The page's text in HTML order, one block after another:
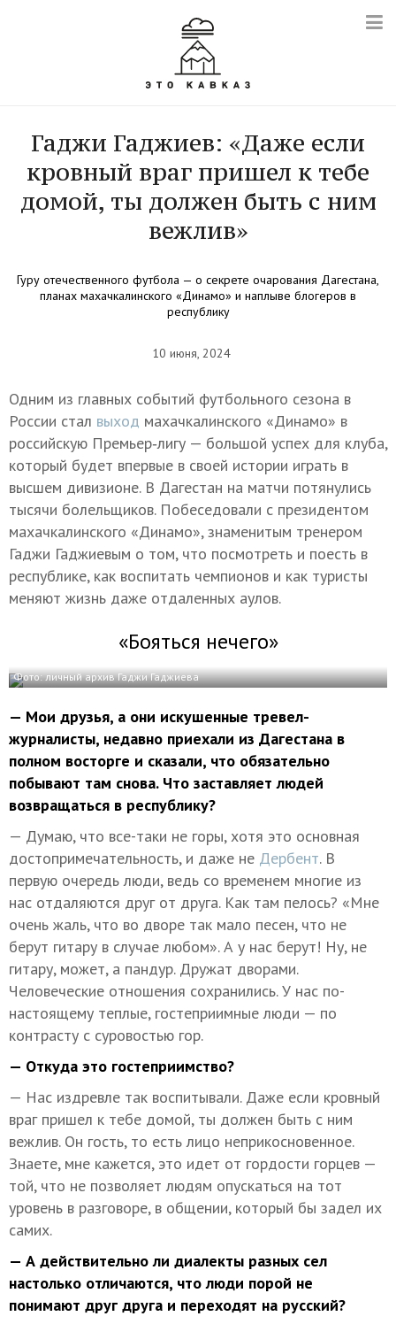
Гаджи Гаджиев: «Даже если
кровный враг пришел к тебе
домой, ты должен быть с ним
вежлив»
Гуру отечественного футбола — о секрете очарования Дагестана,
планах махачкалинского «Динамо» и наплыве блогеров в
республику
10 июня, 2024
Одним из главных событий футбольного сезона в
России стал выход махачкалинского «Динамо» в
российскую Премьер‑лигу — большой успех для клуба,
который будет впервые в своей истории играть в
высшем дивизионе. В Дагестан на матчи потянулись
тысячи болельщиков. Побеседовали с президентом
махачкалинского «Динамо», знаменитым тренером
Гаджи Гаджиевым о том, что посмотреть и поесть в
республике, как воспитать чемпионов и как туристы
меняют жизнь даже отдаленных аулов.
«Бояться нечего»
Фото: личный архив Гаджи Гаджиева
— Мои друзья, а они искушенные тревел-
журналисты, недавно приехали из Дагестана в
полном восторге и сказали, что обязательно
побывают там снова. Что заставляет людей
возвращаться в республику?
— Думаю, что все-таки не горы, хотя это основная
достопримечательность, и даже не Дербент. В
первую очередь люди, ведь со временем многие из
нас отдаляются друг от друга. Как там пелось? «Мне
очень жаль, что во дворе так мало песен, что не
берут гитару в случае любом». А у нас берут! Ну, не
гитару, может, а пандур. Дружат дворами.
Человеческие отношения сохранились. У нас по-
настоящему теплые, гостеприимные люди — по
контрасту с суровостью гор.
— Откуда это гостеприимство?
— Нас издревле так воспитывали. Даже если кровный
враг пришел к тебе домой, ты должен быть с ним
вежлив. Он гость, то есть лицо неприкосновенное.
Знаете, мне кажется, это идет от гордости горцев —
той, что не позволяет людям опускаться на тот
уровень в разговоре, в общении, который бы задел их
самих.
— А действительно ли диалекты разных сел
настолько отличаются, что люди порой не
понимают друг друга и переходят на русский?